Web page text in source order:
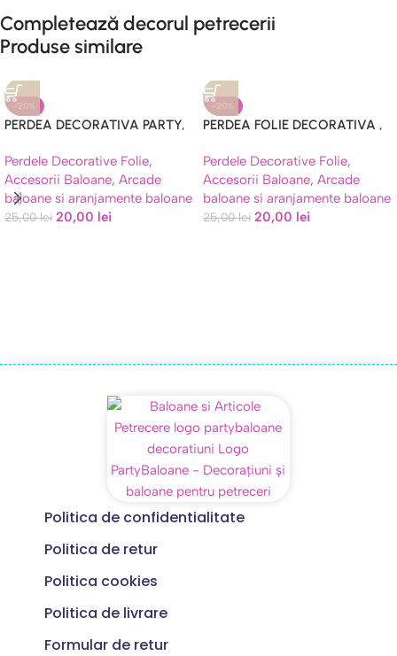
Completează decorul petrecerii
Produse similare
-20%
PERDEA DECORATIVA PARTY,
Perdele Decorative Folie,
Accesorii Baloane, Arcade
baloane si aranjamente baloane
25,00lei 20,00 lei
-20%
PERDEA FOLIE DECORATIVA ,
Perdele Decorative Folie,
Accesorii Baloane, Arcade
baloane si aranjamente baloane
25,00lei 20,00 lei
Politica de confidentialitate
Politica de retur
Politica cookies
Politica de livrare
Formular de retur